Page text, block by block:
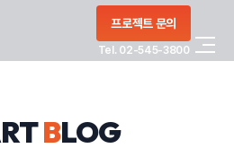
프로젝트 문의
Tel. 02-545-3800
BLOG